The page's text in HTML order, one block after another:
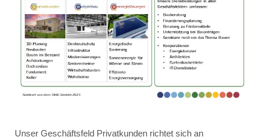
Unser Geschäftsfeld Privatkunden richtet sich an